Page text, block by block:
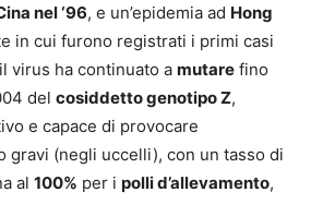
nel ‘96, e un’epidemia ad Hong
in cui furono registrati i primi casi
virus ha continuato a mutare fino
del cosiddetto genotipo Z,
e capace di provocare
gravi (negli uccelli), con un tasso di
al 100% per i polli d’allevamento,